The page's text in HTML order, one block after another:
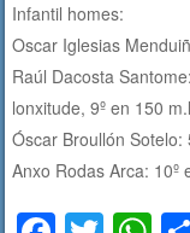
Infantil homes:
Oscar Iglesias
Raúl Dacosta
lonxitude, 9º en 150
Óscar Broullón Sotelo:
Anxo Rodas Arca: 10º